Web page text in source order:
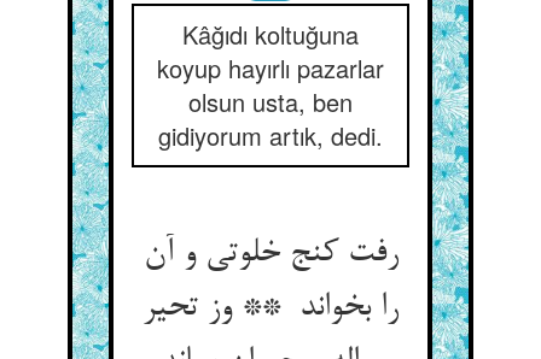
Kâğıdı koltuğuna
koyup hayırlı pazarlar
olsun usta, ben
gidiyorum artık, dedi.
رفت کنج خلوتی و آن
را بخواند ** وز تحیر